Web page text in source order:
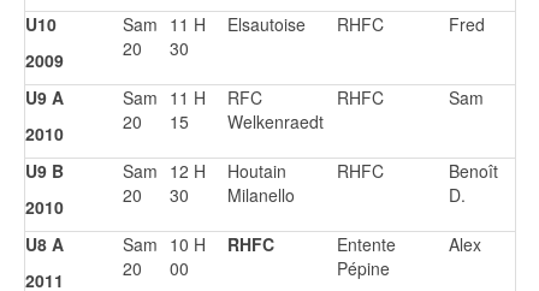
U10
2009
Sam
20
11 H
30
Elsautoise RHFC Fred
U9 A
2010
Sam
20
11 H
15
RFC
Welkenraedt
RHFC Sam
U9 B
2010
Sam
20
12 H
30
Houtain
Milanello
RHFC
Benoît
D.
U8 A
2011
Sam
20
10 H
00
RHFC
Entente
Pépine
Alex